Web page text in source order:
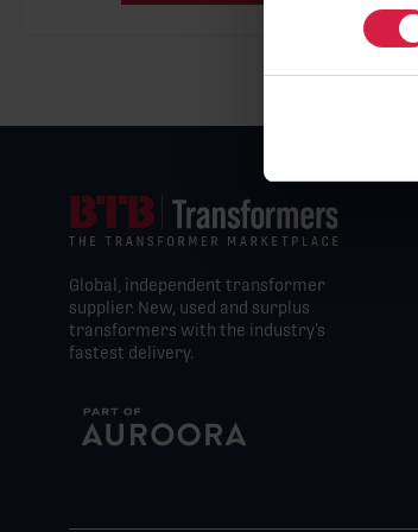
Global, independent transformer
supplier. New, used and surplus
transformers with the industry’s
fastest delivery.